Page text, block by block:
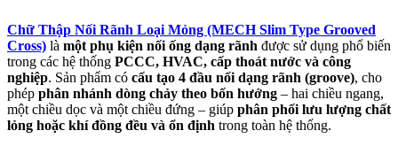
Chữ Thập Nối Rãnh Loại Mỏng (MECH Slim Type Grooved
Cross) là một phụ kiện nối ống dạng rãnh được sử dụng phổ biến
trong các hệ thống PCCC, HVAC, cấp thoát nước và công
nghiệp. Sản phẩm có cấu tạo 4 đầu nối dạng rãnh (groove), cho
phép phân nhánh dòng chảy theo bốn hướng – hai chiều ngang,
một chiều dọc và một chiều đứng – giúp phân phối lưu lượng chất
lỏng hoặc khí đồng đều và ổn định trong toàn hệ thống.